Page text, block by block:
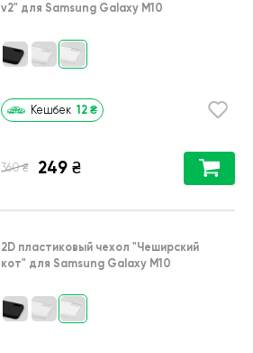
v2" для Samsung Galaxy M10
Кешбек 12 ₴
360 ₴ 249 ₴
2D пластиковый чехол "Чеширский
кот" для Samsung Galaxy M10